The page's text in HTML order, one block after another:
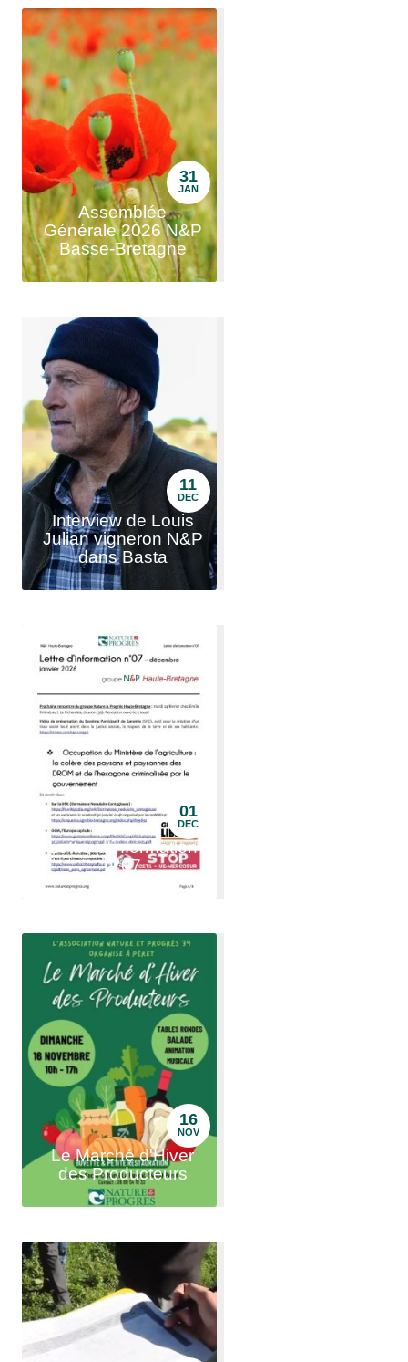
31
JAN
Assemblée
Générale 2026 N&P
Basse-Bretagne
11
DEC
Interview de Louis
Julian vigneron N&P
dans Basta
01
DEC
Lettre d'information
n°07
16
NOV
Le Marché d'Hiver
des Producteurs